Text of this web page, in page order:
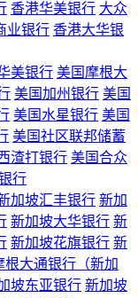
香港华美银行 大众
业银行 香港大华银
美银行 美国摩根大
美国加州银行 美国
美国水星银行 美国
美国社区联邦储蓄
渣打银行 美国合众
行
加坡汇丰银行 新加
新加坡大华银行 新
新加坡花旗银行 新
根大通银行（新加
坡东亚银行 新加坡